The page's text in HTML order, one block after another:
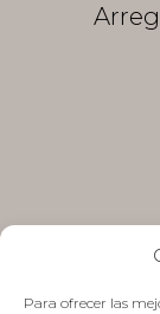
Para ofrecer las